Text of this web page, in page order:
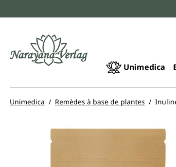
Unimedica
Unimedica Remèdes à base de plantes
Ignorer la galerie d'images